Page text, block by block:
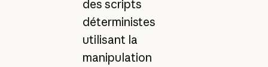
des scripts
déterministes
utilisant la
manipulation